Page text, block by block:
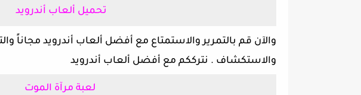
تحميل ألعاب أندرويد
والآن قم بالتمرير والاستمتاع مع أفضل ألعاب أندرويد مجاناً
والاستكشاف . نترككم مع أفضل ألعاب أندرويد
لعبة مرآة الموت